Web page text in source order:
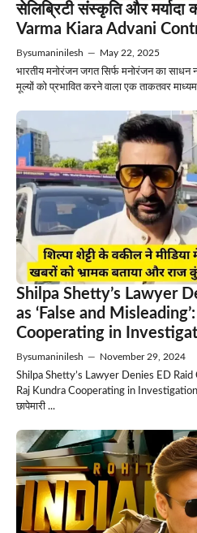
सेलिब्रिटी संस्कृति और मर्यादा
Varma Kiara Advani
Bysumaninilesh — May 22, 2025
भारतीय मनोरंजन जगत सिर्फ मनोरंजन का साधन
मूल्यों को प्रभावित करने वाला एक ताकतवर
Shilpa Shetty’s Lawyer
as ‘False and
Cooperating in
Bysumaninilesh — November 29, 2024
Shilpa Shetty’s Lawyer Denies ED Raid
Raj Kundra Cooperating in Investigation
छापेमारी ...